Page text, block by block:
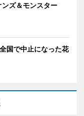
ズ＆モンスター
国で中止になった花